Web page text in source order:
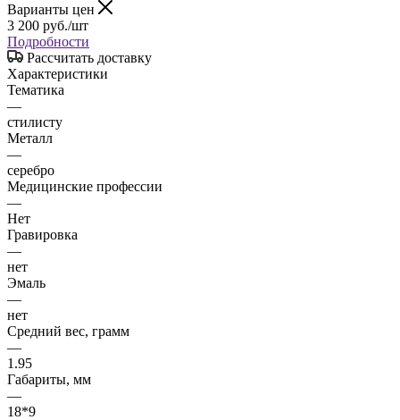
Варианты цен
3 200 руб./шт
Подробности
Рассчитать доставку
Характеристики
Тематика
—
стилисту
Металл
—
серебро
Медицинские профессии
—
Нет
Гравировка
—
нет
Эмаль
—
нет
Средний вес, грамм
—
1.95
Габариты, мм
—
18*9